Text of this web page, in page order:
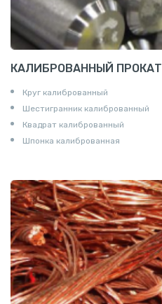
КАЛИБРОВАННЫЙ ПРОКАТ
Круг калиброванный
Шестигранник калиброванный
Квадрат калиброванный
Шпонка калиброванная